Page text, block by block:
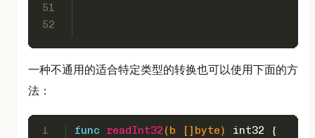
51
52
一种不通用的适合特定类型的转换也可以使用下面的方
法：
1
func readInt32 (b [] byte) int32 {